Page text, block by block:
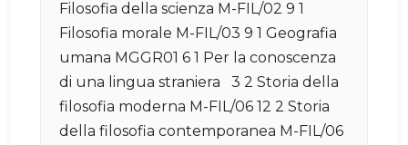
Filosofia della scienza M-FIL/02 9 1
Filosofia morale M-FIL/03 9 1 Geografia
umana MGGR01 6 1 Per la conoscenza
di una lingua straniera 3 2 Storia della
filosofia moderna M-FIL/06 12 2 Storia
della filosofia contemporanea M-FIL/06